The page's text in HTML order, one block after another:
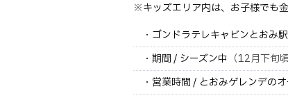
※キッズエリア内は、お子様でも
・ゴンドラテレキャビンとおみ
・期間 / シーズン中 （12月下旬
・営業時間 / とおみゲレンデの